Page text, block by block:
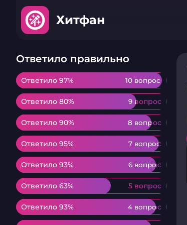
Хитфан
Ответило правильно
Ответило 97% 10 вопрос
Ответило 97% 10 вопрос
Ответило 80% 9 вопрос
Ответило 80% 9 вопрос
Ответило 90% 8 вопрос
Ответило 90% 8 вопрос
Ответило 95% 7 вопрос
Ответило 95% 7 вопрос
Ответило 93% 6 вопрос
Ответило 93% 6 вопрос
Ответило 63% 5 вопрос
Ответило 63% 5 вопрос
Ответило 93% 4 вопрос
Ответило 93% 4 вопрос